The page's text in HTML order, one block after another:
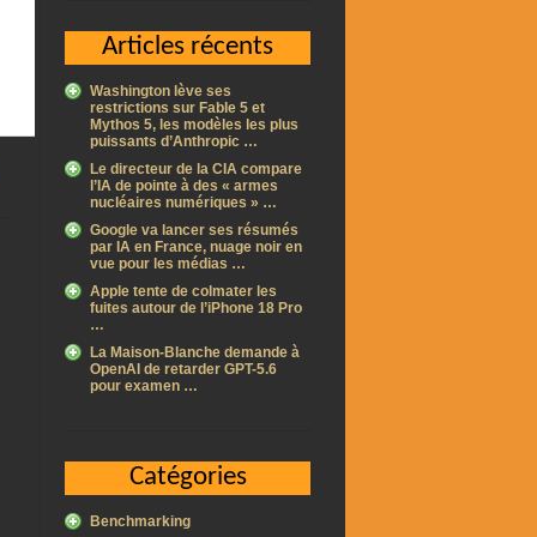
Articles récents
Washington lève ses
restrictions sur Fable 5 et
Mythos 5, les modèles les plus
puissants d’Anthropic …
Le directeur de la CIA compare
l’IA de pointe à des « armes
nucléaires numériques » …
Google va lancer ses résumés
par IA en France, nuage noir en
vue pour les médias …
Apple tente de colmater les
fuites autour de l’iPhone 18 Pro
…
La Maison-Blanche demande à
OpenAI de retarder GPT-5.6
pour examen …
Catégories
Benchmarking